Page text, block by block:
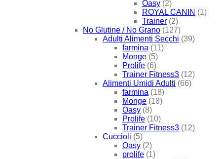
Oasy (2)
ROYAL CANIN (1)
Trainer (2)
No Glutine / No Grano (127)
Adulti Alimenti Secchi (39)
farmina (11)
Monge (5)
Prolife (6)
Trainer Fitness3 (12)
Alimenti Umidi Adulti (66)
farmina (18)
Monge (18)
Oasy (8)
Prolife (10)
Trainer Fitness3 (12)
Cuccioli (5)
Oasy (2)
prolife (1)